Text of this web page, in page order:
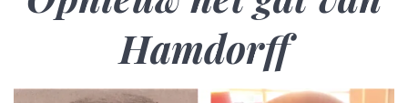
Hamdorff